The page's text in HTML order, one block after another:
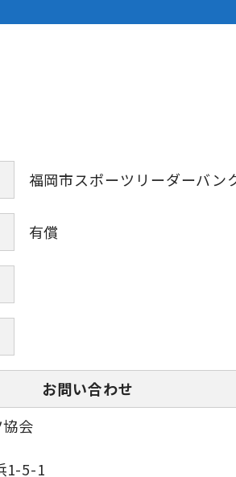
福岡市スポーツリーダーバン
有償
お問い合わせ
会
1-5-1